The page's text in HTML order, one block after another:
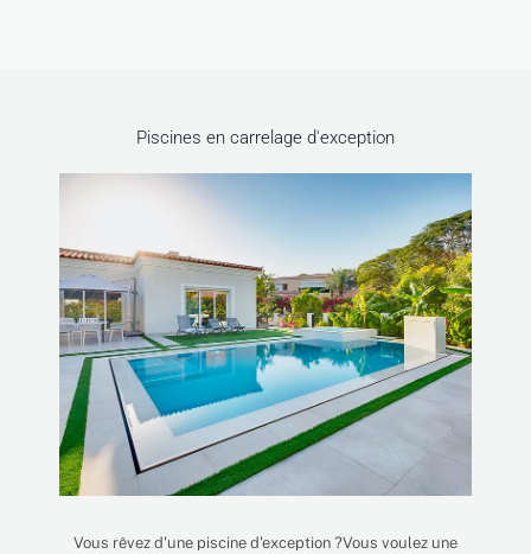
Piscines en carrelage d'exception
Vous rêvez d'une piscine d'exception ?Vous voulez une